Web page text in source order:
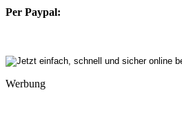
Per Paypal:
Werbung